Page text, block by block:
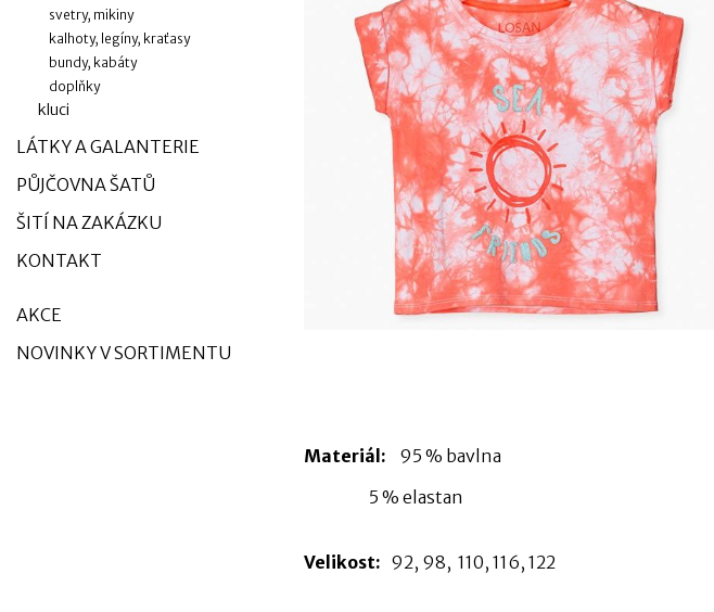
Materiál: 95 % bavlna
5 % elastan
Velikost: 92, 98, 110, 116, 122
svetry, mikiny
kalhoty, legíny, kraťasy
bundy, kabáty
doplňky
kluci
LÁTKY A GALANTERIE
PŮJČOVNA ŠATŮ
ŠITÍ NA ZAKÁZKU
KONTAKT
AKCE
NOVINKY V SORTIMENTU